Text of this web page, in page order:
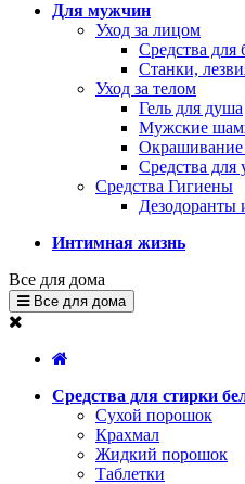
Для мужчин
Уход за лицом
Средства для
Станки,
Уход за телом
Гель для душа
Мужские
Окрашивание
Средства для
Средства Гигиены
Дезодоранты
Интимная жизнь
Все для дома
Все для дома
Средства для стирки
Сухой порошок
Крахмал
Жидкий порошок
Таблетки